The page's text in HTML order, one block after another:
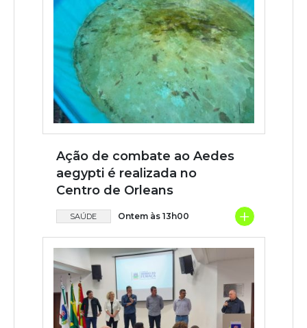
Ação de combate ao Aedes
aegypti é realizada no
Centro de Orleans
SAÚDE Ontem às 13h00 +